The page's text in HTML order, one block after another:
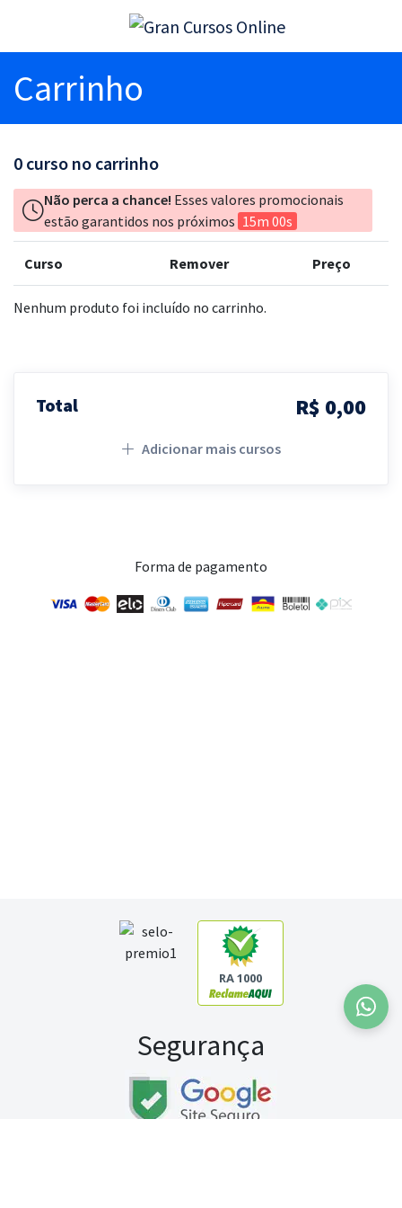
Carrinho
0 curso no carrinho
Não perca a chance! Esses valores promocionais
estão garantidos nos próximos 15m 00s
Curso Remover Preço
Nenhum produto foi incluído no carrinho.
Total R$ 0,00
Adicionar mais cursos
Forma de pagamento
RA 1000
Segurança